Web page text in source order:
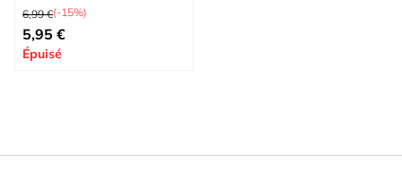
Prix normal
6,99 €(-15%)
Prix spécial
5,95 €
Épuisé